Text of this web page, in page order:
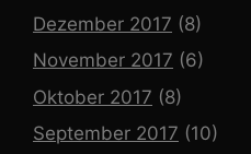
Dezember 2017 (8)
November 2017 (6)
Oktober 2017 (8)
September 2017 (10)